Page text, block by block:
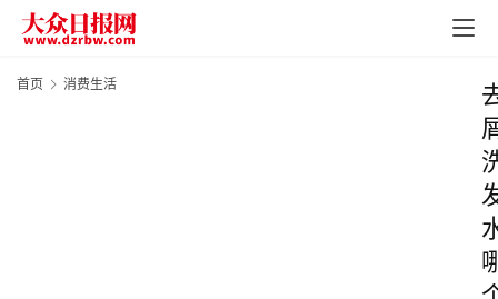
首页 消费生活